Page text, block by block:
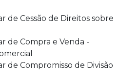
de Cessão de Direitos sobre
de Compra e Venda -
de Compromisso de Divisão